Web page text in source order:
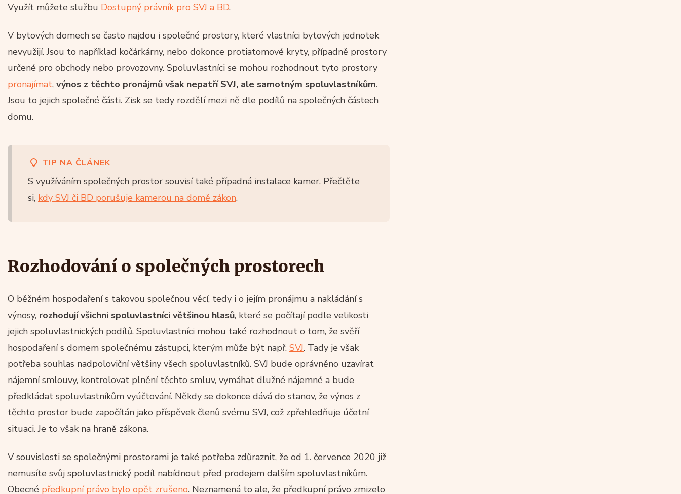
Využít můžete službu Dostupný právník pro SVJ a BD.
V bytových domech se často najdou i společné prostory, které vlastníci bytových jednotek
nevyužijí. Jsou to například kočárkárny, nebo dokonce protiatomové kryty, případně prostory
určené pro obchody nebo provozovny. Spoluvlastníci se mohou rozhodnout tyto prostory
pronajímat, výnos z těchto pronájmů však nepatří SVJ, ale samotným spoluvlastníkům.
Jsou to jejich společné části. Zisk se tedy rozdělí mezi ně dle podílů na společných částech
domu.
TIP NA ČLÁNEK
S využíváním společných prostor souvisí také případná instalace kamer. Přečtěte
si, kdy SVJ či BD porušuje kamerou na domě zákon.
Rozhodování o společných prostorech
O běžném hospodaření s takovou společnou věcí, tedy i o jejím pronájmu a nakládání s
výnosy, rozhodují všichni spoluvlastníci většinou hlasů, které se počítají podle velikosti
jejich spoluvlastnických podílů. Spoluvlastníci mohou také rozhodnout o tom, že svěří
hospodaření s domem společnému zástupci, kterým může být např. SVJ. Tady je však
potřeba souhlas nadpoloviční většiny všech spoluvlastníků. SVJ bude oprávněno uzavírat
nájemní smlouvy, kontrolovat plnění těchto smluv, vymáhat dlužné nájemné a bude
předkládat spoluvlastníkům vyúčtování. Někdy se dokonce dává do stanov, že výnos z
těchto prostor bude započítán jako příspěvek členů svému SVJ, což zpřehledňuje účetní
situaci. Je to však na hraně zákona.
V souvislosti se společnými prostorami je také potřeba zdůraznit, že od 1. července 2020 již
nemusíte svůj spoluvlastnický podíl nabídnout před prodejem dalším spoluvlastníkům.
Obecné předkupní právo bylo opět zrušeno. Neznamená to ale, že předkupní právo zmizelo